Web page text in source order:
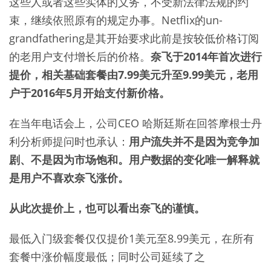
束，继续依照原有的规定办事。Netflix的un-
grandfathering是其开始要求此前是按较低价格订阅
的老用户支付增长后的价格。 奈飞于2014年首次进行
提价，相关基础套餐由7.99美元升至9.99美元，老用
户于2016年5月开始支付新价格。
在当年电话会上，公司CEO 哈斯廷斯在回答摩根士丹
利分析师提问时也承认： 用户流失并不是因为竞争加
剧、不是因为市场饱和。用户数据的变化唯一解释就
是用户不喜欢奈飞涨价。
从此次提价上，也可以看出奈飞的谨慎。
最低入门级套餐仅仅提价1美元至8.99美元，在所有
套餐中涨价幅度最低；同时公司延续了之